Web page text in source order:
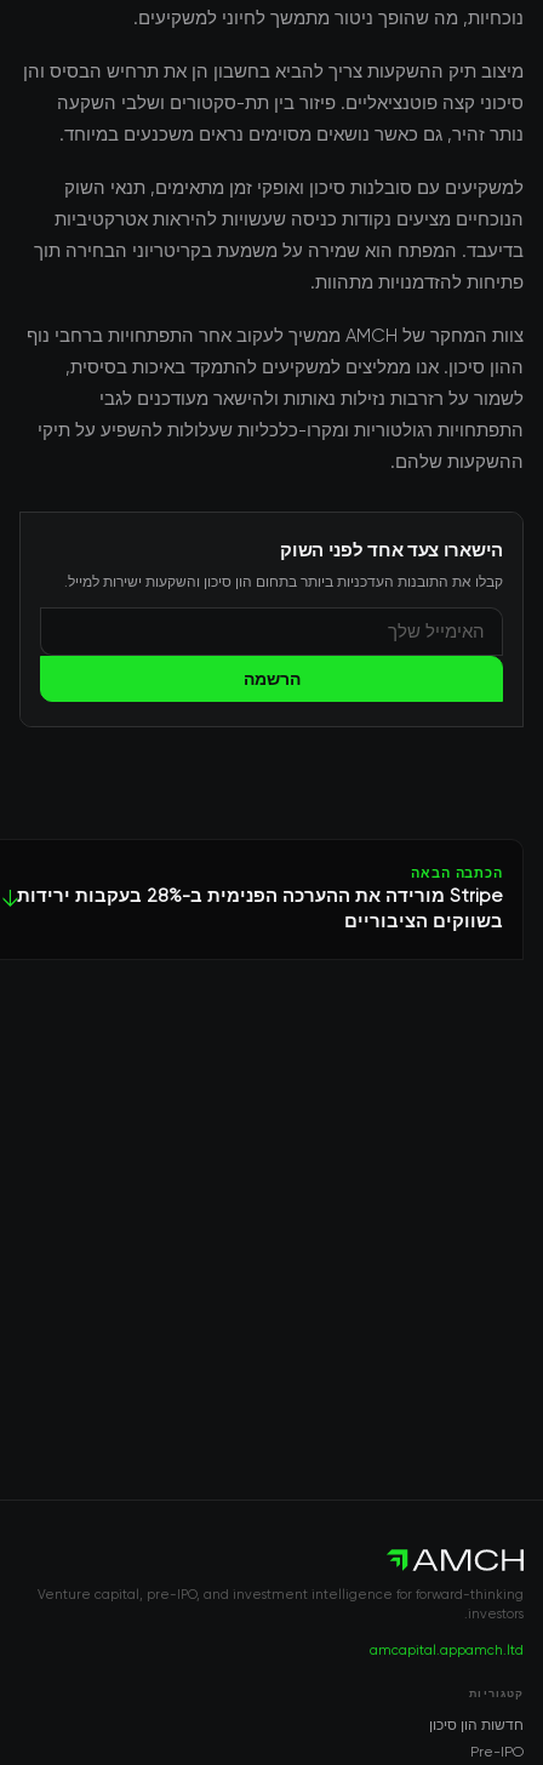
נוכחיות, מה שהופך ניטור מתמשך לחיוני למשקיעים.
מיצוב תיק ההשקעות צריך להביא בחשבון הן את תרחיש הבסיס והן
סיכוני קצה פוטנציאליים. פיזור בין תת-סקטורים ושלבי השקעה
נותר זהיר, גם כאשר נושאים מסוימים נראים משכנעים במיוחד.
למשקיעים עם סובלנות סיכון ואופקי זמן מתאימים, תנאי השוק
הנוכחיים מציעים נקודות כניסה שעשויות להיראות אטרקטיביות
בדיעבד. המפתח הוא שמירה על משמעת בקריטריוני הבחירה תוך
פתיחות להזדמנויות מתהוות.
צוות המחקר של AMCH ממשיך לעקוב אחר התפתחויות ברחבי נוף
ההון סיכון. אנו ממליצים למשקיעים להתמקד באיכות בסיסית,
לשמור על רזרבות נזילות נאותות ולהישאר מעודכנים לגבי
התפתחויות רגולטוריות ומקרו-כלכליות שעלולות להשפיע על תיקי
ההשקעות שלהם.
הישארו צעד אחד לפני השוק
קבלו את התובנות העדכניות ביותר בתחום הון סיכון והשקעות ישירות למייל.
הרשמה
הכתבה הבאה
Stripe מורידה את ההערכה הפנימית ב-28% בעקבות ירידות
בשווקים הציבוריים
↓
Venture capital, pre-IPO, and investment intelligence for forward-thinking
investors.
amch.ltd
amcapital.app
קטגוריות
חדשות הון סיכון
Pre-IPO